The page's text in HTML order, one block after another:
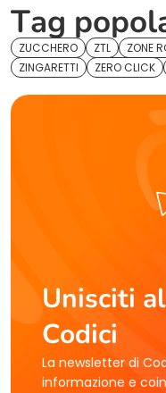
Tag
ZUCCHERO ZTL ZONE
ZINGARETTI
ZERO CLICK
Unisciti
Codici
La newsletter di
informazione e